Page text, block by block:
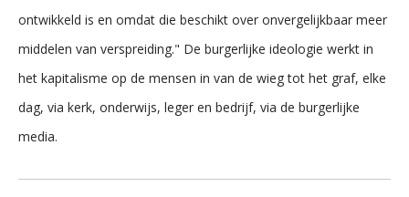
ontwikkeld is en omdat die beschikt over onvergelijkbaar meer
middelen van verspreiding." De burgerlijke ideologie werkt in
het kapitalisme op de mensen in van de wieg tot het graf, elke
dag, via kerk, onderwijs, leger en bedrijf, via de burgerlijke
media.